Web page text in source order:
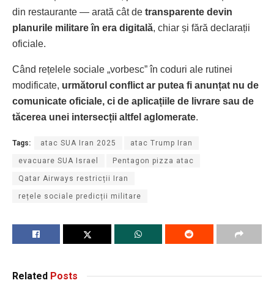
din restaurante — arată cât de transparente devin
planurile militare în era digitală, chiar și fără declarații
oficiale.
Când rețelele sociale „vorbesc” în coduri ale rutinei
modificate, următorul conflict ar putea fi anunțat nu de
comunicate oficiale, ci de aplicațiile de livrare sau de
tăcerea unei intersecții altfel aglomerate.
Tags: atac SUA Iran 2025 atac Trump Iran
evacuare SUA Israel Pentagon pizza atac
Qatar Airways restricții Iran
rețele sociale predicții militare
Related Posts